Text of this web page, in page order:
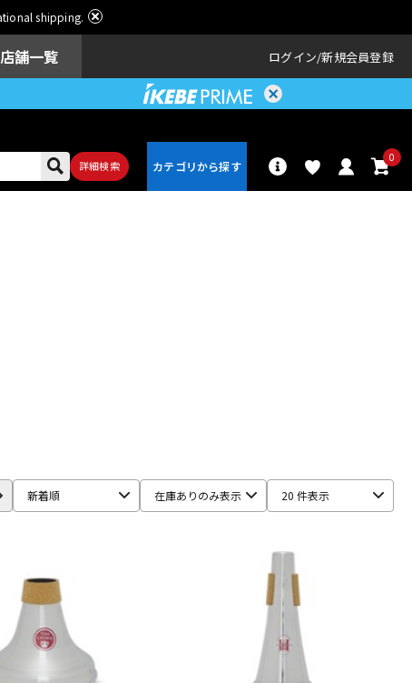
shipping.
店舗一覧 ログイン 新規会員登録
詳細検索
0
BLUE JUICE Bob Reeves Bobby Dukoff
Boveda
BSC Buescher Buffet Crampon buzz
Harmon HERCULES
Hetman
KGU brass
新着順 在庫ありのみ表示 20 件表示